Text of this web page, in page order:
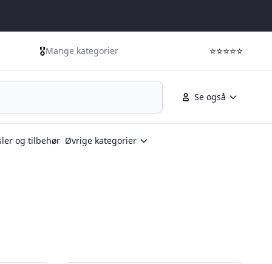
🎖️Mange kategorier ⭐⭐⭐⭐⭐
Se også
og tilbehør Øvrige kategorier